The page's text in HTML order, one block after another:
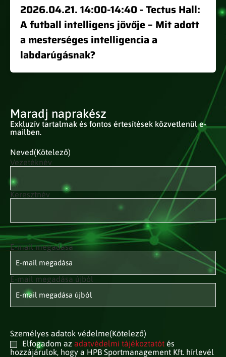
2026.04.21. 14:00-14:40 - Tectus Hall:
A futball intelligens jövője – Mit adott
a mesterséges intelligencia a
labdarúgásnak?
Maradj naprakész
Exkluzív tartalmak és fontos értesítések közvetlenül e-
mailben.
Neved(Kötelező)
Vezetéknév
Keresztnév
E-mail
címed(Kötelező)
E-mail megadása
E-mail megadása újból
Személyes adatok védelme(Kötelező)
Elfogadom az adatvédelmi tájékoztatót és
hozzájárulok, hogy a HPB Sportmanagement Kft. hírlevél